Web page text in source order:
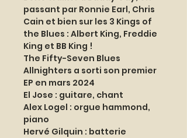
passant par Ronnie Earl, Chris
Cain et bien sur les 3 Kings of
the Blues : Albert King, Freddie
King et BB King !
The Fifty-Seven Blues
Allnighters a sorti son premier
EP en mars 2024
El Jose : guitare, chant
Alex Logel : orgue hammond,
piano
Hervé Gilquin : batterie